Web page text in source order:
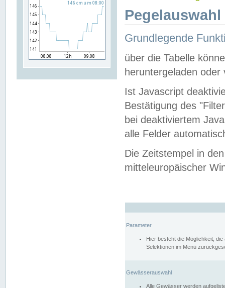
Grundlegende
über die Tabelle
heruntergeladen oder
Ist Javascript
Bestätigung des
bei deaktiviertem
alle Felder
Die Zeitstempel in
mitteleuropäischer
Parameter
Hier besteht die Möglichkeit,
Selektionen im Menü
Gewässerauswahl
Alle Gewässer werden